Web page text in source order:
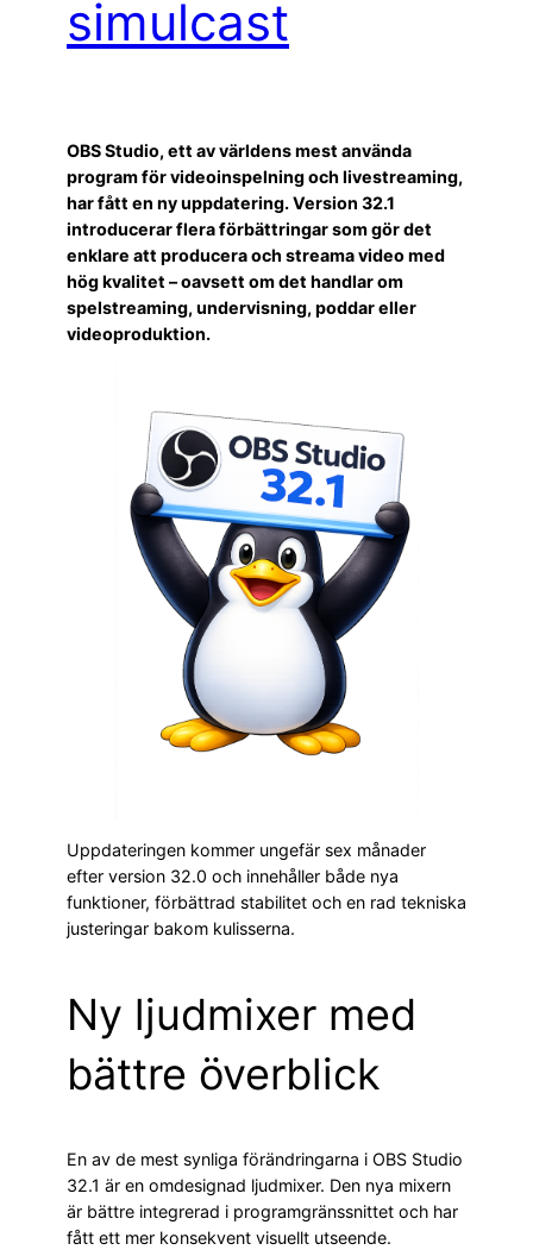
simulcast
OBS Studio, ett av världens mest använda
program för videoinspelning och livestreaming,
har fått en ny uppdatering. Version 32.1
introducerar flera förbättringar som gör det
enklare att producera och streama video med
hög kvalitet – oavsett om det handlar om
spelstreaming, undervisning, poddar eller
videoproduktion.
Uppdateringen kommer ungefär sex månader
efter version 32.0 och innehåller både nya
funktioner, förbättrad stabilitet och en rad tekniska
justeringar bakom kulisserna.
Ny ljudmixer med
bättre överblick
En av de mest synliga förändringarna i OBS Studio
32.1 är en omdesignad ljudmixer. Den nya mixern
är bättre integrerad i programgränssnittet och har
fått ett mer konsekvent visuellt utseende.